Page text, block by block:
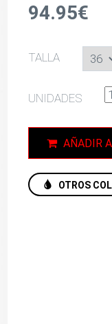
94.95€
TALLA
UNIDADES
AÑADIR
OTROS